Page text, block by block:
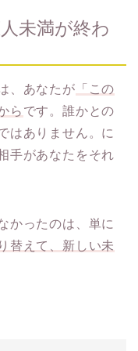
未満が終わ
、あなたが 「この
ら です。誰かとの
はありません。に
手があなたをそれ
かったのは、単に
替えて、新しい未